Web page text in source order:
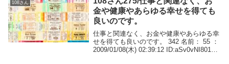
108さん
金や健康やあらゆる幸せを得ても
良いのです。
仕事と関連なく、お金や健康やあらゆる幸
せを得ても良いのです。 342 名前： 55 ：
2009/01/08(木) 02:39:12 ID:aSv0vNI80108